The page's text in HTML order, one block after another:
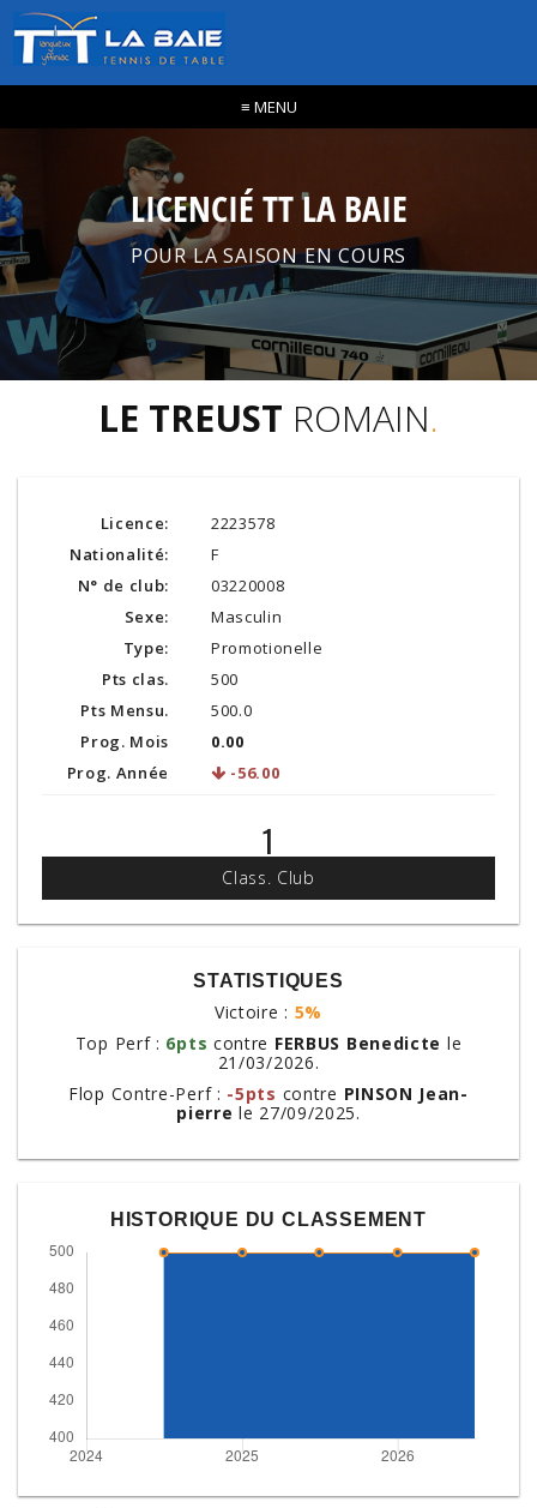
≡ MENU
LICENCIÉ TT LA BAIE
POUR LA SAISON EN COURS
LE TREUST ROMAIN.
Licence:
Nationalité:
N° de club:
Sexe:
Type:
Pts clas.
Pts Mensu.
Prog. Mois
Prog. Année
2223578
F
03220008
Masculin
Promotionelle
500
500.0
0.00
-56.00
1
Class. Club
STATISTIQUES
Victoire : 5%
Top Perf : 6pts contre FERBUS Benedicte le
21/03/2026.
Flop Contre-Perf : -5pts contre PINSON Jean-
pierre le 27/09/2025.
HISTORIQUE DU CLASSEMENT